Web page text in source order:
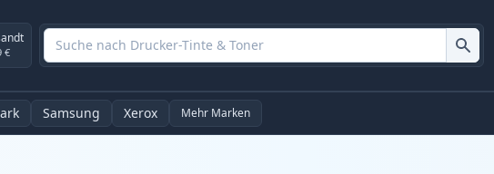
€
Samsung Xerox Mehr Marken